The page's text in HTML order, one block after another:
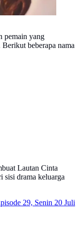
pemain yang
beberapa nama
Lautan Cinta
sisi drama keluarga
29, Senin 20 Juli